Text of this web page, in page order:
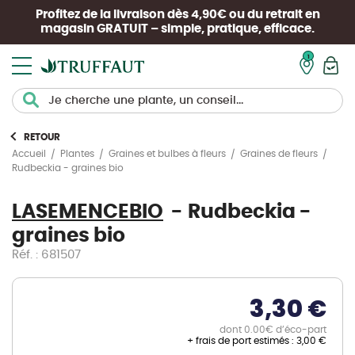
Profitez de la livraison dès 4,90€ ou du retrait en
magasin GRATUIT – simple, pratique, efficace.
RETOUR
Accueil
Plantes Graines et bulbes à fleurs
Graines de fleurs
Rudbeckia - graines bio
LASEMENCEBIO
Rudbeckia -
graines bio
Réf. : 681507
3,30 €
dont 0.00€ d’éco-part
+ frais de port estimés : 3,00 €